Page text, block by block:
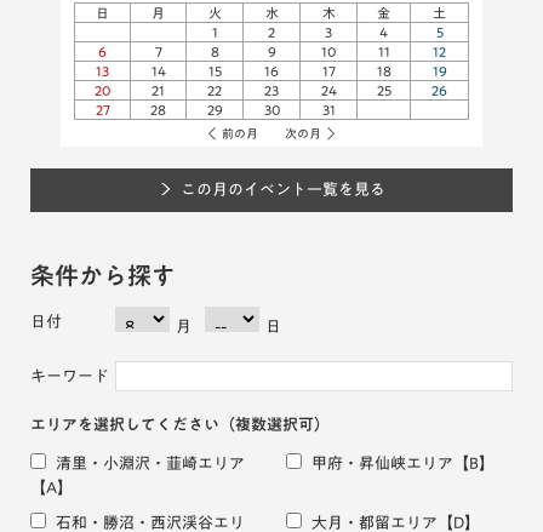
日
月 火 水 木 金
土
1
2 3 4
5
6
7 8 9 10 11
12
13
14 15 16 17 18
19
20
21 22 23 24 25
26
27
28 29 30 31
前の月 次の月
この月のイベント一覧を見る
条件から探す
日付 月 日
キーワード
エリアを選択してください （複数選択可）
清里・小淵沢・韮崎エリア
【A】
甲府・昇仙峡エリア 【B】
石和・勝沼・西沢渓谷エリ
大月・都留エリア 【D】